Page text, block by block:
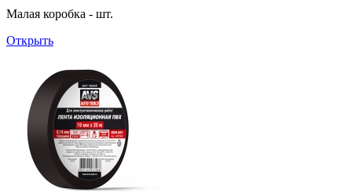
Малая коробка - шт.
Открыть